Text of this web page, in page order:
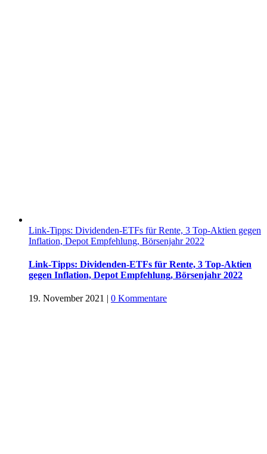
Link-Tipps: Dividenden-ETFs für Rente, 3 Top-Aktien gegen
Inflation, Depot Empfehlung, Börsenjahr 2022
Link-Tipps: Dividenden-ETFs für Rente, 3 Top-Aktien
gegen Inflation, Depot Empfehlung, Börsenjahr 2022
19. November 2021 | 0 Kommentare